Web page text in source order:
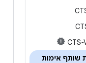
שותף אימות